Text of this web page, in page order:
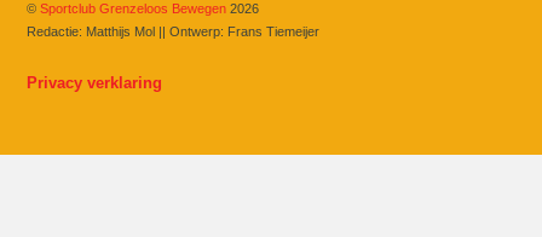
©Sportclub Grenzeloos Bewegen 2026
Redactie: Matthijs Mol || Ontwerp: Frans Tiemeijer
Privacy verklaring